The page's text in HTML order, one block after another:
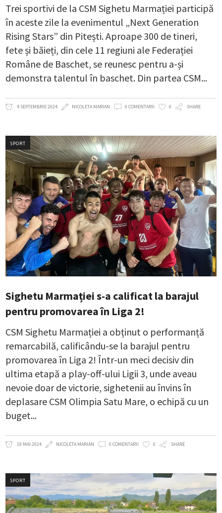
Trei sportivi de la CSM Sighetu Marmației participă
în aceste zile la evenimentul „Next Generation
Rising Stars” din Pitești. Aproape 300 de tineri,
fete și băieți, din cele 11 regiuni ale Federației
Române de Baschet, se reunesc pentru a-și
demonstra talentul în baschet. Din partea CSM
4 SEPTEMBRIE 2024 NICOLETA MARIAN 0 COMENTARII 0 SHARE
SPORT
Sighetu Marmației s-a calificat la barajul
pentru promovarea în Liga 2!
CSM Sighetu Marmației a obținut o performanță
remarcabilă, calificându-se la barajul pentru
promovarea în Liga 2! Într-un meci decisiv din
ultima etapă a play-off-ului Ligii 3, unde aveau
nevoie doar de victorie, sighetenii au învins în
deplasare CSM Olimpia Satu Mare, o echipă cu un
buget
19 MAI 2024 NICOLETA MARIAN 0 COMENTARII 0 SHARE
SPORT